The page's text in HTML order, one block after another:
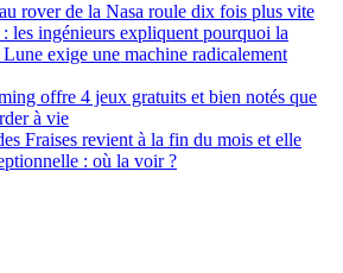
rover de la Nasa roule dix fois plus vite
: les ingénieurs expliquent pourquoi la
exige une machine radicalement
offre 4 jeux gratuits et bien notés que
à vie
Fraises revient à la fin du mois et elle
: où la voir ?